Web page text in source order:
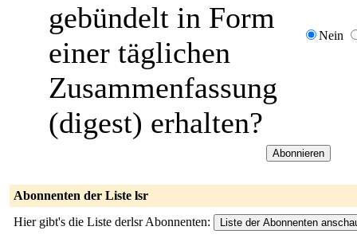
gebündelt in Form
einer täglichen
Zusammenfassung
(digest) erhalten?
Nein
Abonnenten der Liste lsr
Hier gibt's die Liste derlsr Abonnenten: